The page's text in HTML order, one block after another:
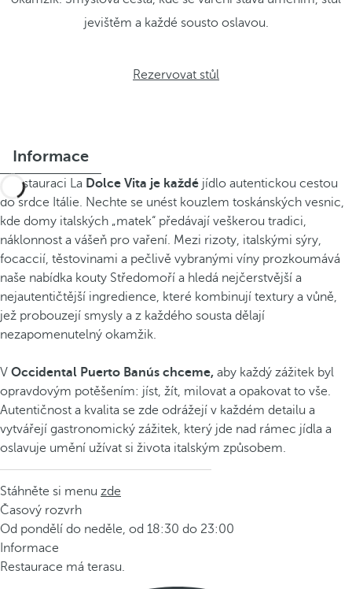
jevištěm a každé sousto oslavou.
Rezervovat stůl
Informace
V restauraci La Dolce Vita je každé jídlo autentickou cestou
do srdce Itálie. Nechte se unést kouzlem toskánských vesnic,
kde domy italských „matek“ předávají veškerou tradici,
náklonnost a vášeň pro vaření. Mezi rizoty, italskými sýry,
focaccií, těstovinami a pečlivě vybranými víny prozkoumává
naše nabídka kouty Středomoří a hledá nejčerstvější a
nejautentičtější ingredience, které kombinují textury a vůně,
jež probouzejí smysly a z každého sousta dělají
nezapomenutelný okamžik.
V Occidental Puerto Banús chceme, aby každý zážitek byl
opravdovým potěšením: jíst, žít, milovat a opakovat to vše.
Autentičnost a kvalita se zde odrážejí v každém detailu a
vytvářejí gastronomický zážitek, který jde nad rámec jídla a
oslavuje umění užívat si života italským způsobem.
Stáhněte si menu zde
Časový rozvrh
Od pondělí do neděle, od 18:30 do 23:00
Informace
Restaurace má terasu.